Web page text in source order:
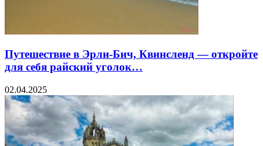
Путешествие в Эрли-Бич, Квинсленд — откройте
для себя райский уголок…
02.04.2025